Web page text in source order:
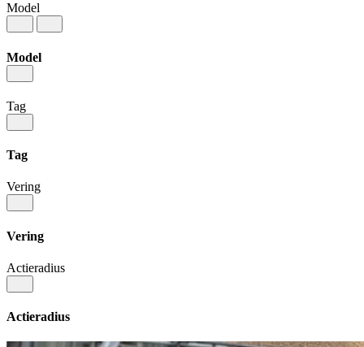
Model
Model
Tag
Tag
Vering
Vering
Actieradius
Actieradius